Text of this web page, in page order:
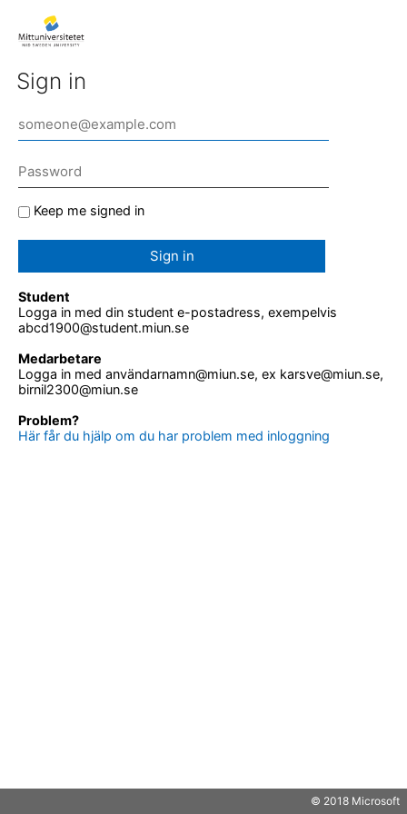
Sign in
Keep me signed in
Sign in
Student
Logga in med din student e-postadress, exempelvis
abcd1900@student.miun.se
Medarbetare
Logga in med användarnamn@miun.se, ex karsve@miun.se,
birnil2300@miun.se
Problem?
Här får du hjälp om du har problem med inloggning
© 2018 Microsoft